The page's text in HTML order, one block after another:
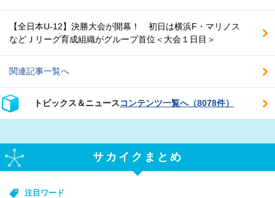
【全日本U-12】決勝大会が開幕！ 初日は横浜F・マリノス
などＪリーグ育成組織がグループ首位＜大会１日目＞
関連記事一覧へ
トピックス＆ニュースコンテンツ一覧へ（8078件）
サカイクまとめ
注目ワード